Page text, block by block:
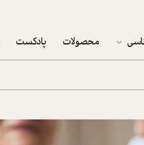
محصولات پادکست